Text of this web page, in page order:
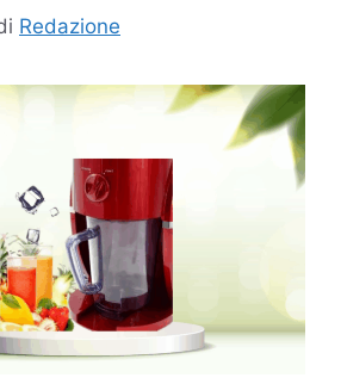
Redazione